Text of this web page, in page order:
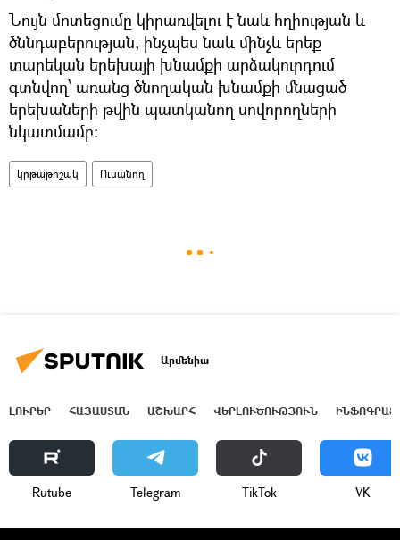
Նույն մոտեցումը կիրառվելու է նաև հղիության և
ծննդաբերության, ինչպես նաև մինչև երեք
տարեկան երեխայի խնամքի արձակուրդում
գտնվող՝ առանց ծնողական խնամքի մնացած
երեխաների թվին պատկանող սովորողների
նկատմամբ։
կրթաթոշակ Ուսանող
Արմենիա
ԼՈՒՐԵՐ ՀԱՅԱՍՏԱՆ ԱՇԽԱՐՀ ՎԵՐԼՈՒԾՈՒԹՅՈՒՆ
Rutube Telegram ТikТоk VK